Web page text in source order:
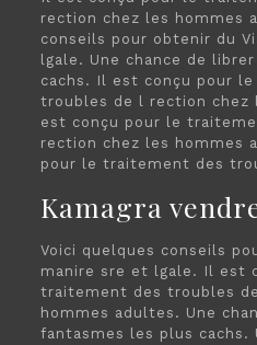
rection chez les hommes
conseils pour obtenir du
lgale. Une chance de
cachs. Il est conçu pour
troubles de l rection chez
est conçu pour le
rection chez les hommes
pour le traitement des
Kamagra
Voici quelques conseils
manire sre et lgale. Il est
traitement des troubles
hommes adultes. Une
fantasmes les plus cachs.